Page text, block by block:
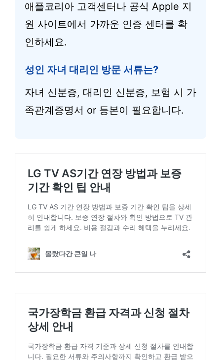
애플코리아 고객센터나 공식 Apple 지
원 사이트에서 가까운 인증 센터를 확
인하세요.
성인 자녀 대리인 방문 서류는?
자녀 신분증, 대리인 신분증, 보험 시 가
족관계증명서 or 등본이 필요합니다.